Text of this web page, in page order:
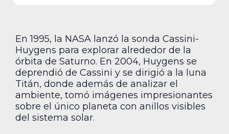
En 1995, la NASA lanzó la sonda Cassini-
Huygens para explorar alrededor de la
órbita de Saturno. En 2004, Huygens se
deprendió de Cassini y se dirigió a la luna
Titán, donde además de analizar el
ambiente, tomó imágenes impresionantes
sobre el único planeta con anillos visibles
del sistema solar.